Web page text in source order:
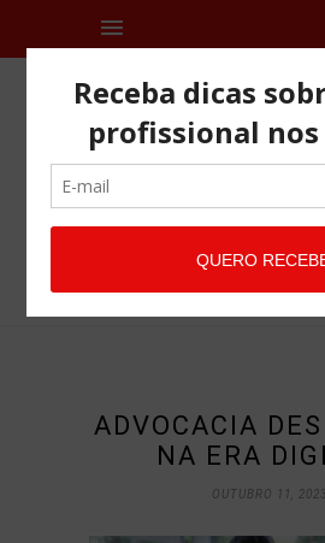
ADVOCACIA
NA ERA
OUTUBRO 11, 2023